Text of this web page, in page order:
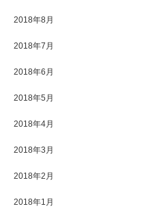
2018年8月
2018年7月
2018年6月
2018年5月
2018年4月
2018年3月
2018年2月
2018年1月